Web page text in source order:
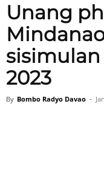
Unang
2023
By Bombo Radyo Davao -